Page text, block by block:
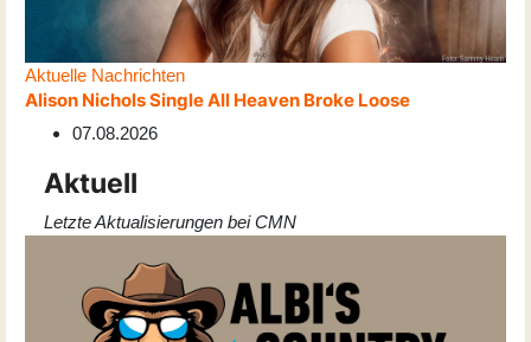
Aktuelle Nachrichten
Alison Nichols Single All Heaven Broke Loose
07.08.2026
Aktuell
Letzte Aktualisierungen bei CMN